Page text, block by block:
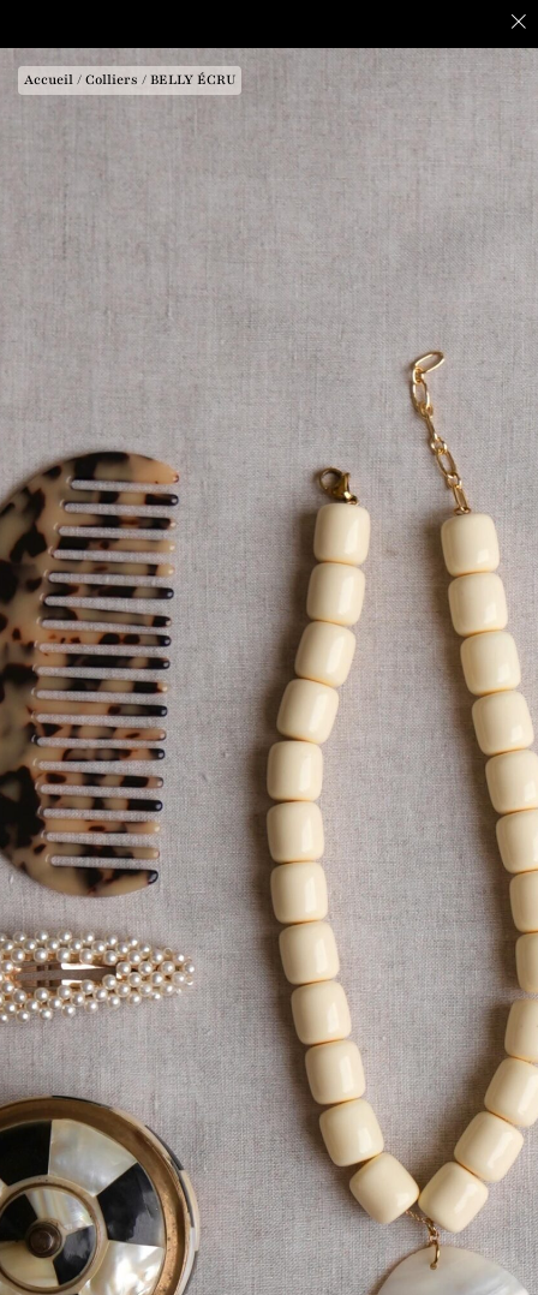
Accueil / Colliers / BELLY ÉCRU